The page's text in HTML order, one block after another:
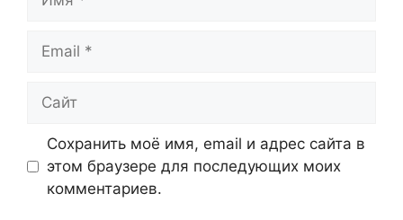
Email
Сайт
Сохранить моё имя, email и адрес сайта в
этом браузере для последующих моих
комментариев.